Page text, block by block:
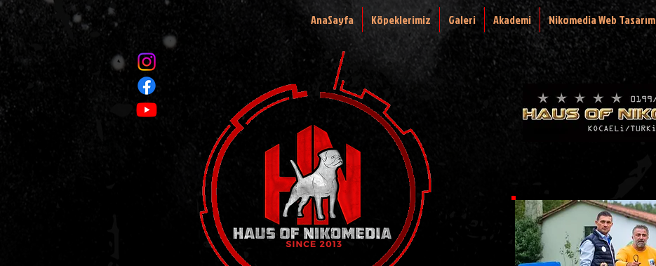
AnaSayfa Köpeklerimiz Galeri Akademi Nikomedia Web Tasarım